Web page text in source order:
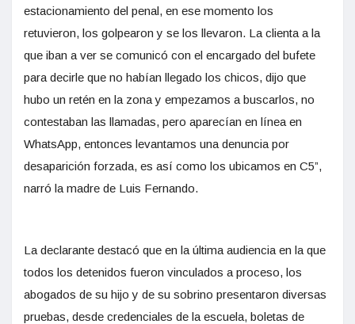
estacionamiento del penal, en ese momento los
retuvieron, los golpearon y se los llevaron. La clienta a la
que iban a ver se comunicó con el encargado del bufete
para decirle que no habían llegado los chicos, dijo que
hubo un retén en la zona y empezamos a buscarlos, no
contestaban las llamadas, pero aparecían en línea en
WhatsApp, entonces levantamos una denuncia por
desaparición forzada, es así como los ubicamos en C5”,
narró la madre de Luis Fernando.
La declarante destacó que en la última audiencia en la que
todos los detenidos fueron vinculados a proceso, los
abogados de su hijo y de su sobrino presentaron diversas
pruebas, desde credenciales de la escuela, boletas de